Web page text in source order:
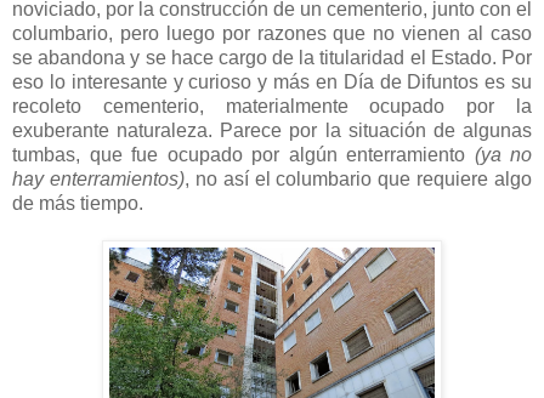
noviciado, por la construcción de un cementerio, junto con el
columbario, pero luego por razones que no vienen al caso
se abandona y se hace cargo de la titularidad el Estado. Por
eso lo interesante y curioso y más en Día de Difuntos es su
recoleto cementerio, materialmente ocupado por la
exuberante naturaleza. Parece por la situación de algunas
tumbas, que fue ocupado por algún enterramiento (ya no
hay enterramientos), no así el columbario que requiere algo
de más tiempo.